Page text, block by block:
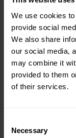
We use cookies
provide social
We also share
our social media,
may combine it
provided to them
of their services.
Selection
Necessary
Les mer om
For mer